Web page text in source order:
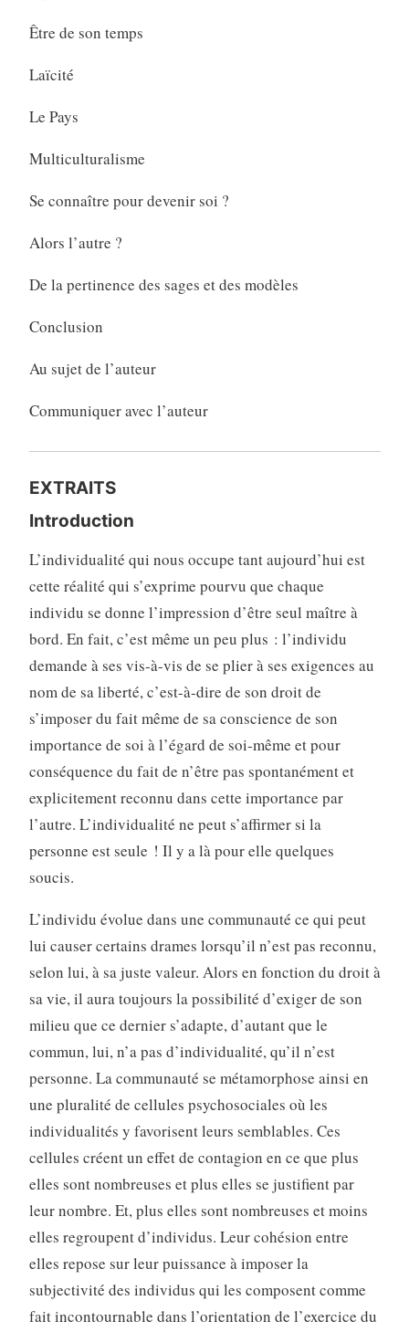
Être de son temps
Laïcité
Le Pays
Multiculturalisme
Se connaître pour devenir soi ?
Alors l’autre ?
De la pertinence des sages et des modèles
Conclusion
Au sujet de l’auteur
Communiquer avec l’auteur
EXTRAITS
Introduction
L’individualité qui nous occupe tant aujourd’hui est
cette réalité qui s’exprime pourvu que chaque
individu se donne l’impression d’être seul maître à
bord. En fait, c’est même un peu plus : l’individu
demande à ses vis-à-vis de se plier à ses exigences au
nom de sa liberté, c’est-à-dire de son droit de
s’imposer du fait même de sa conscience de son
importance de soi à l’égard de soi-même et pour
conséquence du fait de n’être pas spontanément et
explicitement reconnu dans cette importance par
l’autre. L’individualité ne peut s’affirmer si la
personne est seule ! Il y a là pour elle quelques
soucis.
L’individu évolue dans une communauté ce qui peut
lui causer certains drames lorsqu’il n’est pas reconnu,
selon lui, à sa juste valeur. Alors en fonction du droit à
sa vie, il aura toujours la possibilité d’exiger de son
milieu que ce dernier s’adapte, d’autant que le
commun, lui, n’a pas d’indi­vidualité, qu’il n’est
personne. La communauté se métamor­phose ainsi en
une pluralité de cellules psychosociales où les
individualités y favorisent leurs semblables. Ces
cellules créent un effet de contagion en ce que plus
elles sont nom­breuses et plus elles se justifient par
leur nombre. Et, plus elles sont nombreuses et moins
elles regroupent d’individus. Leur cohésion entre
elles repose sur leur puissance à im­poser la
subjectivité des individus qui les composent comme
fait incontournable dans l’orientation de l’exercice du